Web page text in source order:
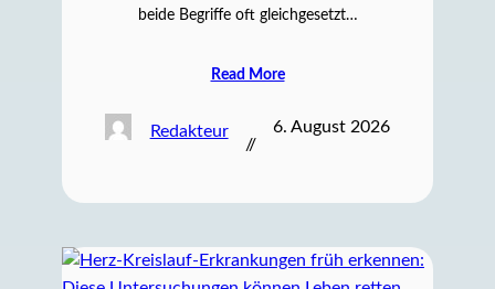
beide Begriffe oft gleichgesetzt…
Read More
Redakteur
//
6. August 2026